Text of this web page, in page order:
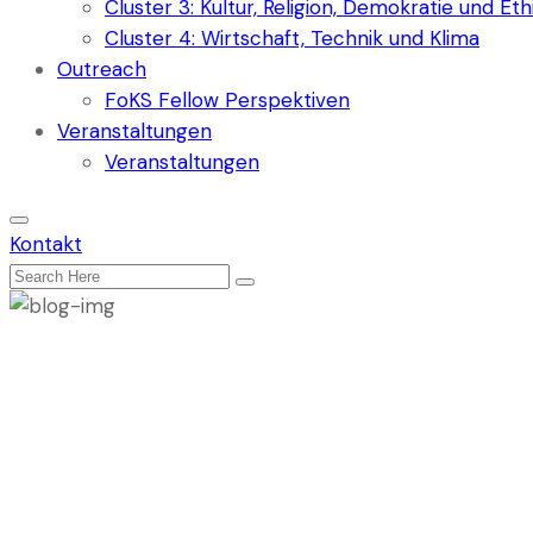
Cluster 3: Kultur, Religion, Demokratie und
Cluster 4: Wirtschaft, Technik und Klima
Outreach
FoKS Fellow Perspektiven
Veranstaltungen
Veranstaltungen
Kontakt